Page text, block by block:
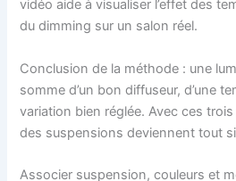
vidéo aide à visualiser l’effet des
du dimming sur un salon réel.
Conclusion de la méthode : une
somme d’un bon diffuseur, d’une
variation bien réglée. Avec ces
des suspensions deviennent tout
Associer suspension, couleurs et